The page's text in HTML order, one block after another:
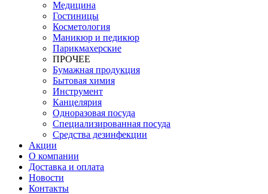
Медицина
Гостиницы
Косметология
Маникюр и педикюр
Парикмахерские
ПРОЧЕЕ
Бумажная продукция
Бытовая химия
Инструмент
Канцелярия
Одноразовая посуда
Специализированная посуда
Средства дезинфекции
Акции
О компании
Доставка и оплата
Новости
Контакты